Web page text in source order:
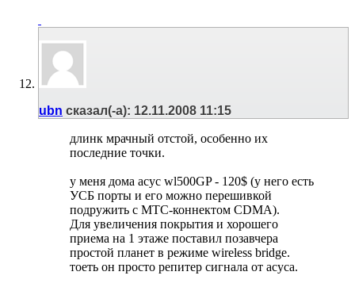
ubn сказал(-а): 12.11.2008 11:15
длинк мрачный отстой, особенно их
последние точки.
у меня дома асус wl500GP - 120$ (у него есть
УСБ порты и его можно перешивкой
подружить с МТС-коннектом CDMA).
Для увеличения покрытия и хорошего
приема на 1 этаже поставил позавчера
простой планет в режиме wireless bridge.
тоеть он просто репитер сигнала от асуса.